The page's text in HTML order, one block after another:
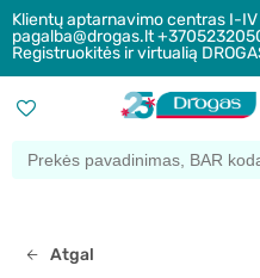
Klientų aptarnavimo centras I-IV
pagalba@drogas.lt
Registruokitės ir virtualią
Atgal